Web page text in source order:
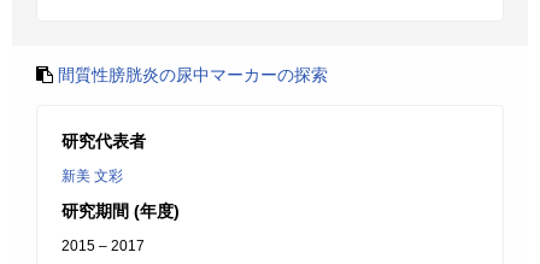
間質性膀胱炎の尿中マーカーの探索
研究代表者
新美 文彩
研究期間 (年度)
2015 – 2017